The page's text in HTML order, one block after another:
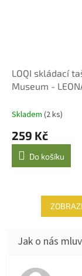
LOQI skládací
Museum -
Skladem (2 ks)
259 Kč
Do košíku